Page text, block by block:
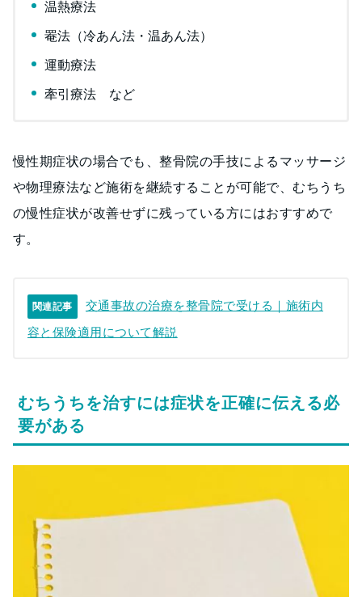
温熱療法
罨法（冷あん法・温あん法）
運動療法
牽引療法 など
慢性期症状の場合でも、整骨院の手技によるマッサージ
や物理療法など施術を継続することが可能で、むちうち
の慢性症状が改善せずに残っている方にはおすすめで
す。
関連記事
交通事故の治療を整骨院で受ける｜施術内
容と保険適用について解説
むちうちを治すには症状を正確に伝える必
要がある